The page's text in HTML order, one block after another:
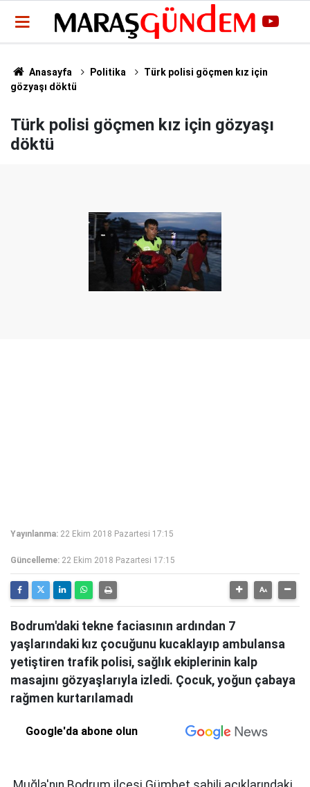
Anasayfa Politika
Türk polisi göçmen kız için
gözyaşı döktü
Türk polisi göçmen kız için gözyaşı
döktü
Yayınlanma: 22 Ekim 2018 Pazartesi 17:15
Güncelleme: 22 Ekim 2018 Pazartesi 17:15
Bodrum'daki tekne faciasının ardından 7
yaşlarındaki kız çocuğunu kucaklayıp ambulansa
yetiştiren trafik polisi, sağlık ekiplerinin kalp
masajını gözyaşlarıyla izledi. Çocuk, yoğun çabaya
rağmen kurtarılamadı
Google'da abone olun